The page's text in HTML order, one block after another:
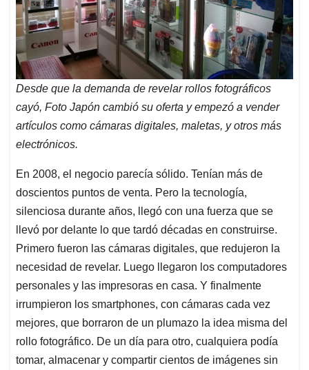
Desde que la demanda de revelar rollos fotográficos
cayó, Foto Japón cambió su oferta y empezó a vender
artículos como cámaras digitales, maletas, y otros más
electrónicos.
En 2008, el negocio parecía sólido. Tenían más de
doscientos puntos de venta. Pero la tecnología,
silenciosa durante años, llegó con una fuerza que se
llevó por delante lo que tardó décadas en construirse.
Primero fueron las cámaras digitales, que redujeron la
necesidad de revelar. Luego llegaron los computadores
personales y las impresoras en casa. Y finalmente
irrumpieron los smartphones, con cámaras cada vez
mejores, que borraron de un plumazo la idea misma del
rollo fotográfico. De un día para otro, cualquiera podía
tomar, almacenar y compartir cientos de imágenes sin